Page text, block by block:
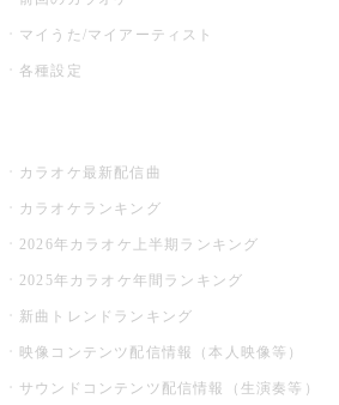
マイうた/マイアーティスト
各種設定
カラオケ最新配信曲
カラオケランキング
2026年カラオケ上半期ランキング
2025年カラオケ年間ランキング
新曲トレンドランキング
映像コンテンツ配信情報（本人映像等）
サウンドコンテンツ配信情報（生演奏等）